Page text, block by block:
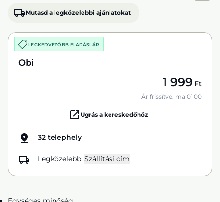
Mutasd a legközelebbi ajánlatokat
LEGKEDVEZŐBB ELADÁSI ÁR
Obi
1 999 Ft
Ár frissítve: ma 01:00
Ugrás a kereskedőhöz
32 telephely
Legközelebb: Szállítási cím